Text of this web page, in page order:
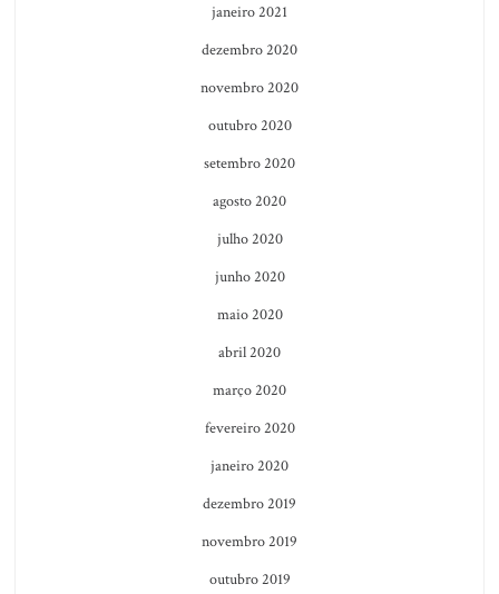
janeiro 2021
dezembro 2020
novembro 2020
outubro 2020
setembro 2020
agosto 2020
julho 2020
junho 2020
maio 2020
abril 2020
março 2020
fevereiro 2020
janeiro 2020
dezembro 2019
novembro 2019
outubro 2019